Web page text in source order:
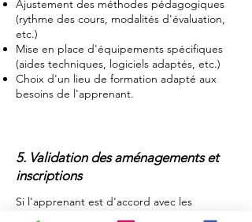
Ajustement des méthodes pédagogiques
(rythme des cours, modalités d'évaluation,
etc.)
Mise en place d'équipements spécifiques
(aides techniques, logiciels adaptés, etc.)
Choix d'un lieu de formation adapté aux
besoins de l'apprenant.
5. Validation des aménagements et
inscriptions
Si l'apprenant est d'accord avec les
aménagements proposés, je procède à son